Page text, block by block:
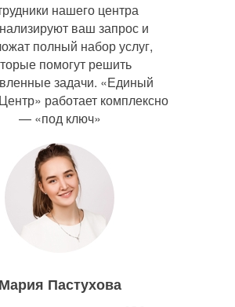
нашего центра
ваш запрос и
полный набор услуг,
помогут решить
задачи. «Единый
работает комплексно
— «под ключ»
Мария Пастухова